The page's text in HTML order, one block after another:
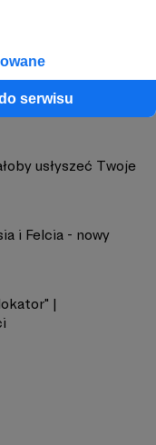
serwisu
usłyszeć Twoje
i Felcia - nowy
|